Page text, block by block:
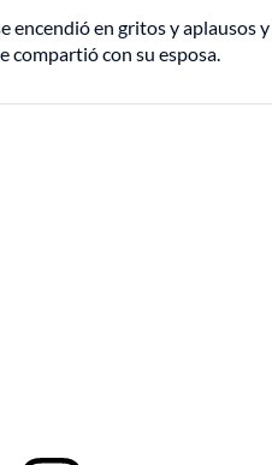
encendió en gritos y aplausos y
compartió con su esposa.